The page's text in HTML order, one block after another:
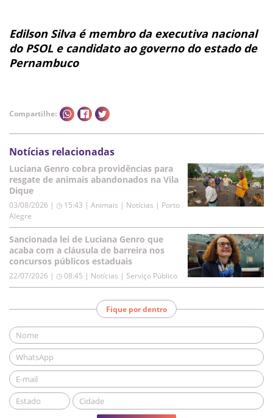
Edilson Silva é membro da executiva nacional
do PSOL e candidato ao governo do estado de
Pernambuco
Compartilhe:
Notícias relacionadas
Luciana Genro cobra providências para
resgate de animais abandonados na Vila
Dique
03/08/2026 | ◷ 15:43 | Animais | Notícias | Porto
Alegre
Sancionada lei de Luciana Genro que
acaba com a cláusula de barreira nos
concursos públicos estaduais
22/07/2026 | ◷ 08:45 | Notícias | Serviço Público
Fique por dentro